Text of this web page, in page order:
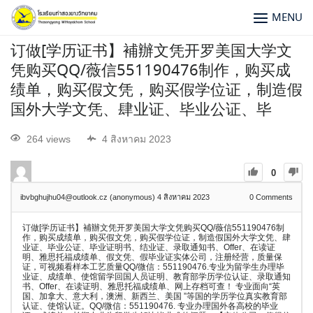
MENU
订做[学历证书】補辦文凭开罗美国大学文
凭购买QQ/薇信551190476制作，购买成
绩单，购买假文凭，购买假学位证，制造假
国外大学文凭、肆业证、毕业公证、毕
264 views 4 สิงหาคม 2023
0
ibvbghujhu04@outlook.cz (anonymous) 4 สิงหาคม 2023 0 Comments
订做[学历证书】補辦文凭开罗美国大学文凭购买QQ/薇信551190476制
作，购买成绩单，购买假文凭，购买假学位证，制造假国外大学文凭、肆
业证、毕业公证、毕业证明书、结业证、录取通知书、Offer、在读证
明、雅思托福成绩单、假文凭、假毕业证实体公司，注册经营，质量保
证，可视频看样本工艺质量QQ/微信：551190476.专业为留学生办理毕
业证、成绩单、使馆留学回国人员证明、教育部学历学位认证、录取通知
书、Offer、在读证明、雅思托福成绩单、网上存档可查！ 专业面向“英
国、加拿大、意大利，澳洲、新西兰、美国 ”等国的学历学位真实教育部
认证、使馆认证。QQ/微信：551190476. 专业办理国外各高校的毕业